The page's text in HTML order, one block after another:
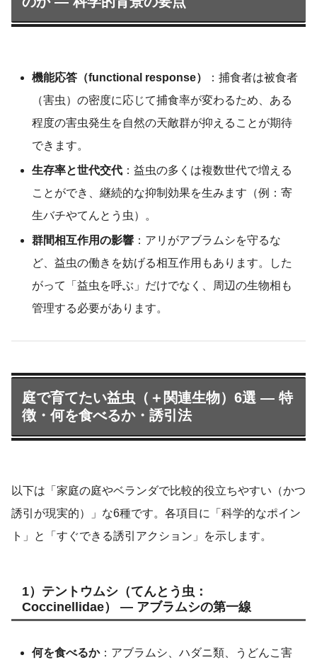
機能応答（functional response）
：捕食者は被食者
（害虫）の密度に応じて捕食率が変わるため、ある
程度の害虫発生を自然の天敵群が抑えることが期待
できます。
生存率と世代交代 ：益虫の多くは複数世代で増える
ことができ、継続的な抑制効果を生みます（例：寄
生バチやてんとう虫）。
群間相互作用の影響 ：アリがアブラムシを守るな
ど、益虫の働きを妨げる相互作用もあります。した
がって「益虫を呼ぶ」だけでなく、周辺の生物相も
管理する必要があります。
庭で育てたい益虫（＋関連生物）6選 — 特
徴・何を食べるか・誘引法
以下は「家庭の庭やベランダで比較的役立ちやすい（かつ
誘引が現実的）」な6種です。各項目に「科学的なポイン
ト」と「すぐできる誘引アクション」を示します。
1）テントウムシ（てんとう虫：
Coccinellidae） — アブラムシの第一線
何を食べるか：アブラムシ、ハダニ類、うどんこ害